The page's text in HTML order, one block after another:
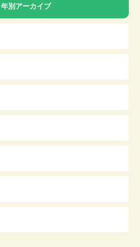
年別アーカイブ